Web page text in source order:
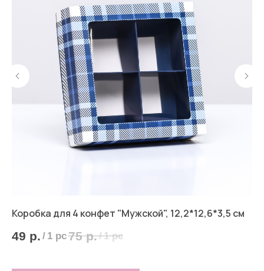
Коробка для 4 конфет "Мужской", 12,2*12,6*3,5 см
49 р. / 1 pc75 р./1 pc